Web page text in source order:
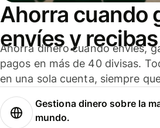
Ahorra cuando
envíes y
Ahorra dinero cuando envíes,
pagos en más de 40 divisas.
en una sola cuenta, siempre
Gestiona dinero sobre la
mundo.